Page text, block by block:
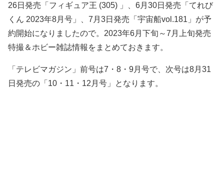
26日発売「フィギュア王 (305) 」、6月30日発売「てれび
くん 2023年8月号」、7月3日発売「宇宙船vol.181」が予
約開始になりましたので。2023年6月下旬～7月上旬発売
特撮＆ホビー雑誌情報をまとめておきます。
「テレビマガジン」前号は7・8・9月号で、次号は8月31
日発売の「10・11・12月号」となります。